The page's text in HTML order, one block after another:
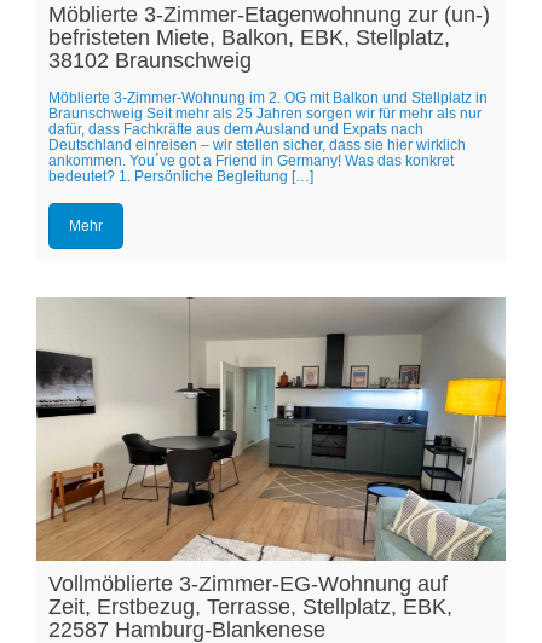
Möblierte 3-Zimmer-Etagenwohnung zur (un-)
befristeten Miete, Balkon, EBK, Stellplatz,
38102 Braunschweig
Möblierte 3-Zimmer-Wohnung im 2. OG mit Balkon und Stellplatz in
Braunschweig Seit mehr als 25 Jahren sorgen wir für mehr als nur
dafür, dass Fachkräfte aus dem Ausland und Expats nach
Deutschland einreisen – wir stellen sicher, dass sie hier wirklich
ankommen. You´ve got a Friend in Germany! Was das konkret
bedeutet? 1. Persönliche Begleitung […]
Mehr
Vollmöblierte 3-Zimmer-EG-Wohnung auf
Zeit, Erstbezug, Terrasse, Stellplatz, EBK,
22587 Hamburg-Blankenese